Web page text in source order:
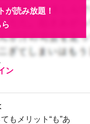
が読み放題！
ン
もメリット“も”あ